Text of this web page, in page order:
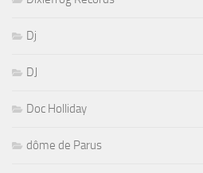
Dj
DJ
Doc Holliday
dôme de Parus